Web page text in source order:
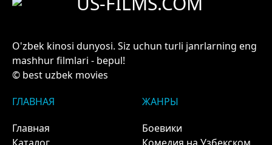
O'zbek kinosi dunyosi. Siz uchun turli janrlarning eng
mashhur filmlari - bepul!
© best uzbek movies
ГЛАВНАЯ
Главная
ЖАНРЫ
Боевики